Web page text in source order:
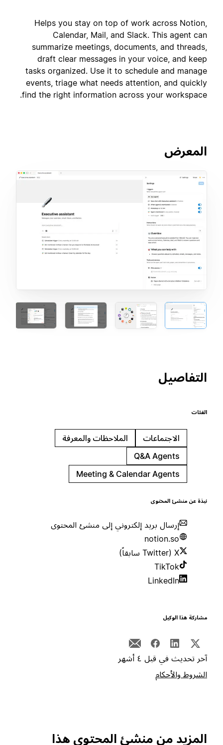
Helps you stay on top of work across Notion,
Calendar, Mail, and Slack. This agent can
summarize meetings, documents, and threads,
draft clear messages in your voice, and keep
tasks organized. Use it to schedule and manage
events, triage what needs attention, and quickly
find the right information across your workspace.
المعرض
التفاصيل
الفئات
الاجتماعات
الملاحظات والمعرفة
Q&A Agents
Meeting & Calendar Agents
نبذة عن منشئ المحتوى
إرسال بريد إلكتروني إلى منشئ المحتوى
notion.so
X (Twitter سابقاً)
TikTok
LinkedIn
مشاركة هذا الوكيل
آخر تحديث في قبل ٤ أشهر
الشروط والأحكام
المزيد من منشئ المحتوى هذا